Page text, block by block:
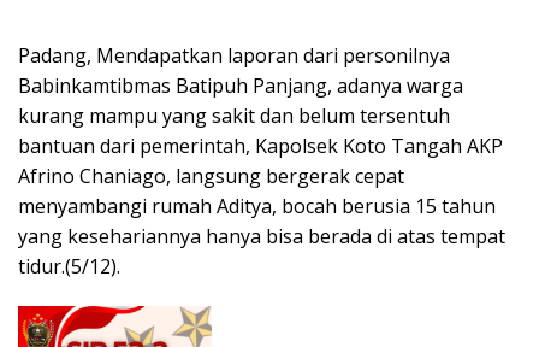
Padang, Mendapatkan laporan dari personilnya
Babinkamtibmas Batipuh Panjang, adanya warga
kurang mampu yang sakit dan belum tersentuh
bantuan dari pemerintah, Kapolsek Koto Tangah AKP
Afrino Chaniago, langsung bergerak cepat
menyambangi rumah Aditya, bocah berusia 15 tahun
yang kesehariannya hanya bisa berada di atas tempat
tidur.(5/12).